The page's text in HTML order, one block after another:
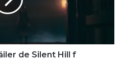
de Silent Hill f